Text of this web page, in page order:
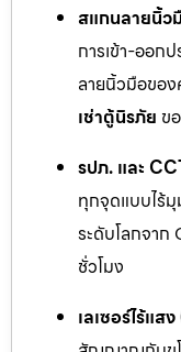
สแกนลายนิ้ว
การเข้า-ออก
ลายนิ้วมือของ
เช่าตู้นิรภัย ข
รปภ. และ
ทุกจุดแบบไร้
ระดับโลกจา
ชั่วโมง
เลเซอร์ไร้แ